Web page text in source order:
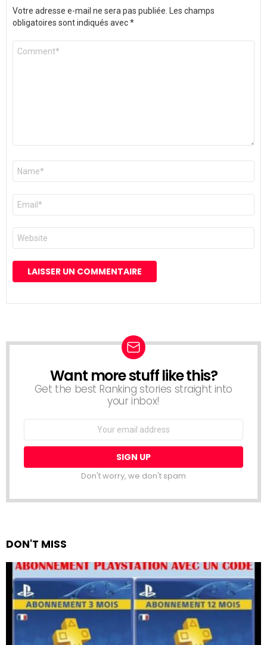
Votre adresse e-mail ne sera pas publiée.
Les champs
obligatoires sont indiqués avec*
Commentaire
Nom
E-
mail
*
Site
web
NEWSLETTER
Want more stuff like this?
Get the best Ranking stories straight into
your inbox!
Email
Don't worry, we don't spam
DON'T MISS